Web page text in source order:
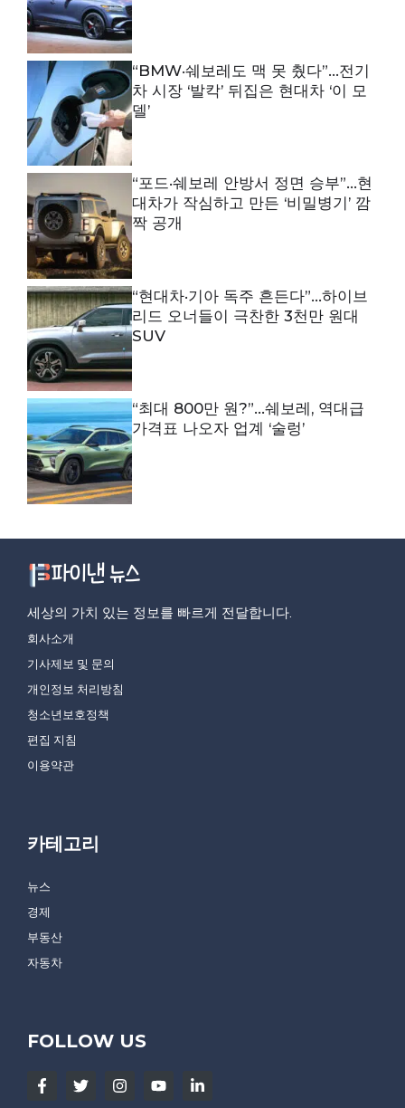
“BMW·쉐보레도 맥 못 췄다”…전기
차 시장 ‘발칵’ 뒤집은 현대차 ‘이 모
델’
“포드·쉐보레 안방서 정면 승부”…현
대차가 작심하고 만든 ‘비밀병기’ 깜
짝 공개
“현대차·기아 독주 흔든다”…하이브
리드 오너들이 극찬한 3천만 원대
SUV
“최대 800만 원?”…쉐보레, 역대급
가격표 나오자 업계 ‘술렁’
세상의 가치 있는 정보를 빠르게 전달합니다.
회사소개
기사제보 및 문의
개인정보 처리방침
청소년보호정책
편집 지침
이용약관
카테고리
뉴스
경제
부동산
자동차
FOLLOW US